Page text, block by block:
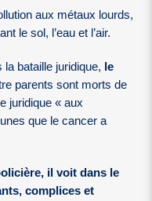
aux métaux lourds,
le sol, l’eau et l’air.
la bataille juridique, le
parents sont morts de
juridique « aux
que le cancer a
il voit dans le
complices et